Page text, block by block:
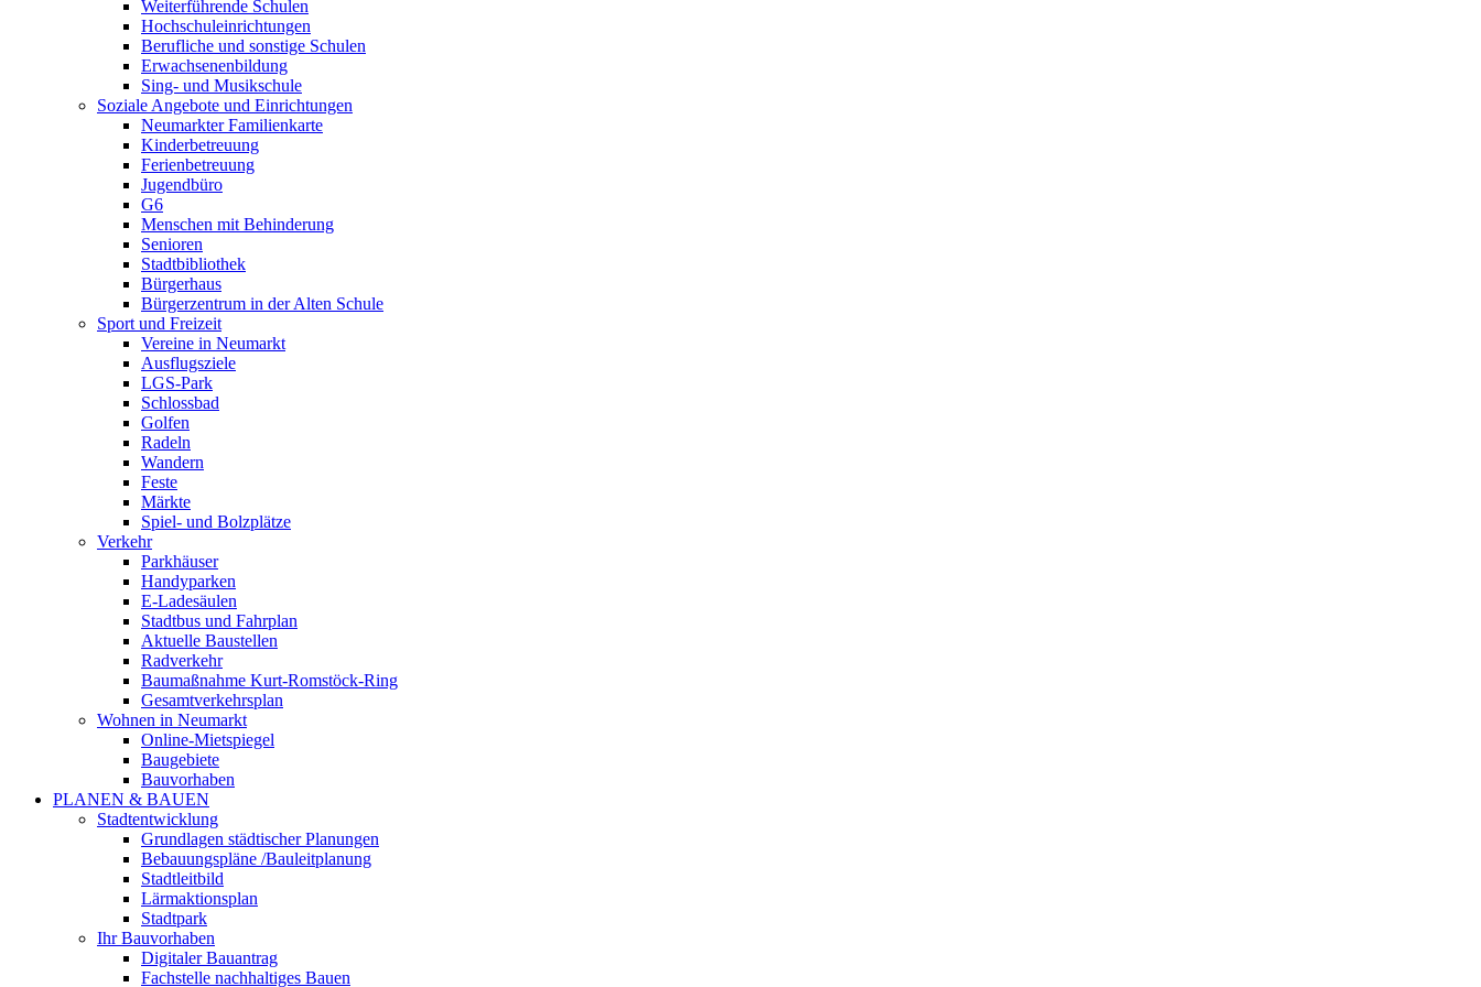
Weiterführende Schulen
Hochschuleinrichtungen
Berufliche und sonstige Schulen
Erwachsenenbildung
Sing- und Musikschule
Soziale Angebote und Einrichtungen
Neumarkter Familienkarte
Kinderbetreuung
Ferienbetreuung
Jugendbüro
G6
Menschen mit Behinderung
Senioren
Stadtbibliothek
Bürgerhaus
Bürgerzentrum in der Alten Schule
Sport und Freizeit
Vereine in Neumarkt
Ausflugsziele
LGS-Park
Schlossbad
Golfen
Radeln
Wandern
Feste
Märkte
Spiel- und Bolzplätze
Verkehr
Parkhäuser
Handyparken
E-Ladesäulen
Stadtbus und Fahrplan
Aktuelle Baustellen
Radverkehr
Baumaßnahme Kurt-Romstöck-Ring
Gesamtverkehrsplan
Wohnen in Neumarkt
Online-Mietspiegel
Baugebiete
Bauvorhaben
PLANEN & BAUEN
Stadtentwicklung
Grundlagen städtischer Planungen
Bebauungspläne /Bauleitplanung
Stadtleitbild
Lärmaktionsplan
Stadtpark
Ihr Bauvorhaben
Digitaler Bauantrag
Fachstelle nachhaltiges Bauen